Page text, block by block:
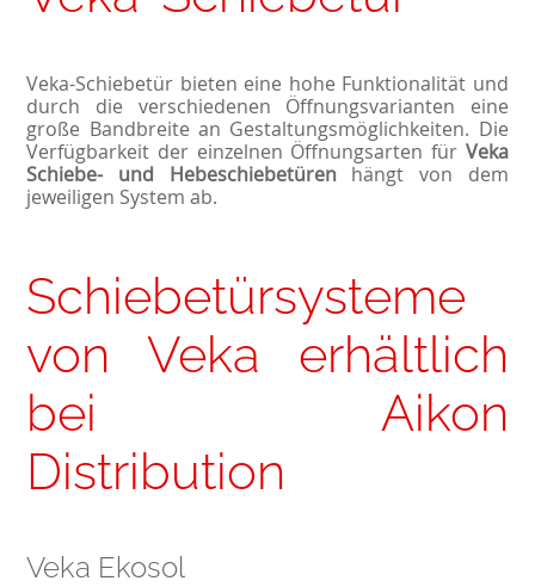
Veka-Schiebetür bieten eine hohe Funktionalität und
durch die verschiedenen Öffnungsvarianten eine
große Bandbreite an Gestaltungsmöglichkeiten. Die
Verfügbarkeit der einzelnen Öffnungsarten für Veka
Schiebe- und Hebeschiebetürenhängt von dem
jeweiligen System ab.
Schiebetürsysteme
von Veka erhältlich
bei Aikon
Distribution
Veka Ekosol